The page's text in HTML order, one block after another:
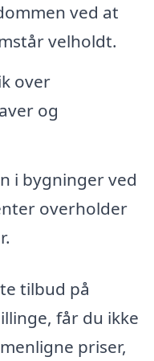
ved at
velholdt.
over
og
i bygninger ved
overholder
tilbud på
får du ikke
priser,